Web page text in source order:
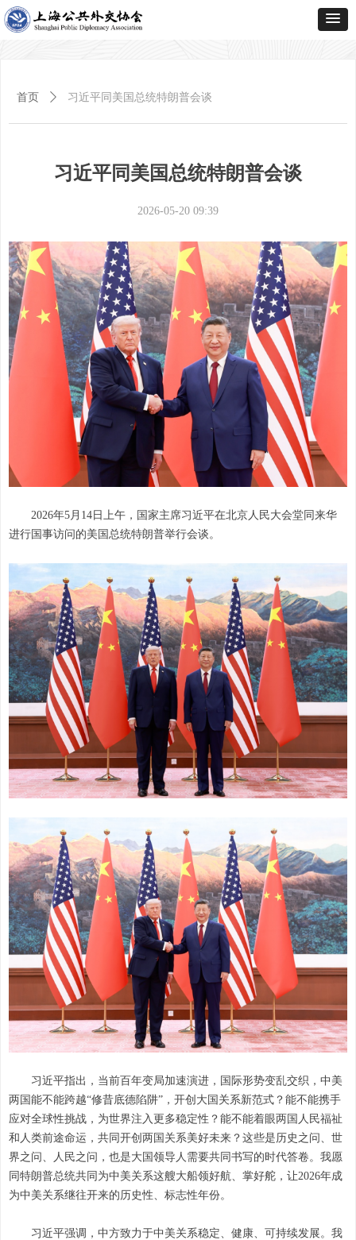
习近平同美国总统特朗普会谈
2026年5月14日上午，国家主席习近平在北京人民大会堂同来华
进行国事访问的美国总统特朗普举行会谈。
习近平指出，当前百年变局加速演进，国际形势变乱交织，中美
两国能不能跨越“修昔底德陷阱”，开创大国关系新范式？能不能携手
应对全球性挑战，为世界注入更多稳定性？能不能着眼两国人民福祉
和人类前途命运，共同开创两国关系美好未来？这些是历史之问、世
界之问、人民之问，也是大国领导人需要共同书写的时代答卷。我愿
同特朗普总统共同为中美关系这艘大船领好航、掌好舵，让2026年成
为中美关系继往开来的历史性、标志性年份。
习近平强调，中方致力于中美关系稳定、健康、可持续发展。我
首页 ꄲ 习近平同美国总统特朗普会谈
2026-05-20 09:39